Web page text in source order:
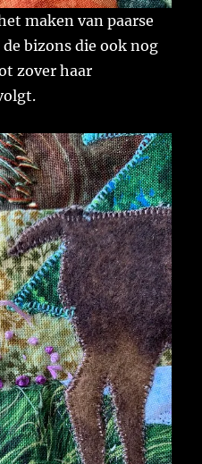
maken van paarse
bizons die ook nog
zover haar